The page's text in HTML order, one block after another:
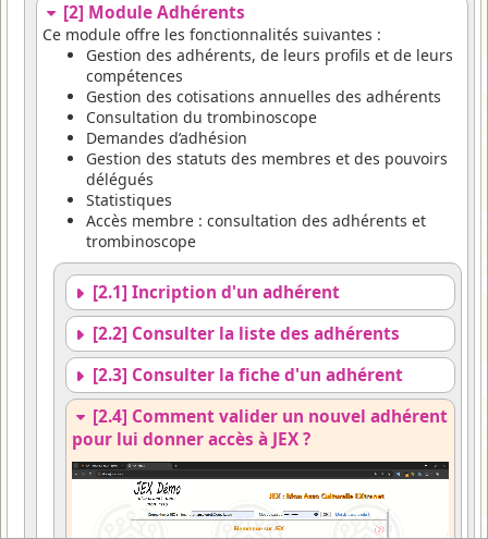
[2] Module Adhérents
Ce module offre les fonctionnalités suivantes :
Gestion des adhérents, de leurs profils et de leurs
compétences
Gestion des cotisations annuelles des adhérents
Consultation du trombinoscope
Demandes d’adhésion
Gestion des statuts des membres et des pouvoirs
délégués
Statistiques
Accès membre : consultation des adhérents et
trombinoscope
[2.1] Incription d'un adhérent
[2.2] Consulter la liste des adhérents
[2.3] Consulter la fiche d'un adhérent
[2.4] Comment valider un nouvel adhérent
pour lui donner accès à JEX ?